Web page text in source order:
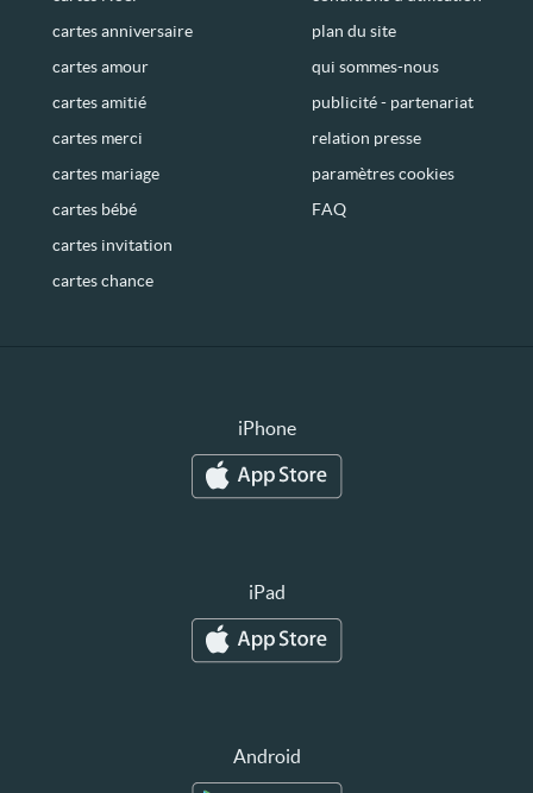
cartes anniversaire
cartes amour
cartes amitié
cartes merci
cartes mariage
cartes bébé
cartes invitation
cartes chance
plan du site
qui sommes-nous
publicité - partenariat
relation presse
paramètres cookies
FAQ
iPhone
iPad
Android